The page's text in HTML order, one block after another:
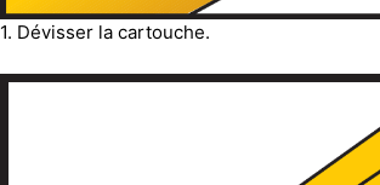
1. Dévisser la cartouche.